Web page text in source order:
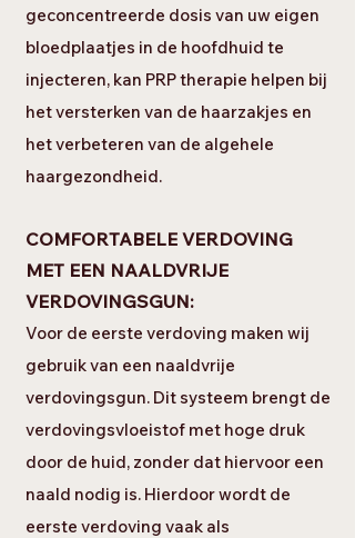
geconcentreerde dosis van uw eigen
bloedplaatjes in de hoofdhuid te
injecteren, kan PRP therapie helpen bij
het versterken van de haarzakjes en
het verbeteren van de algehele
haargezondheid.
COMFORTABELE VERDOVING
MET EEN NAALDVRIJE
VERDOVINGSGUN:
Voor de eerste verdoving maken wij
gebruik van een naaldvrije
verdovingsgun. Dit systeem brengt de
verdovingsvloeistof met hoge druk
door de huid, zonder dat hiervoor een
naald nodig is. Hierdoor wordt de
eerste verdoving vaak als